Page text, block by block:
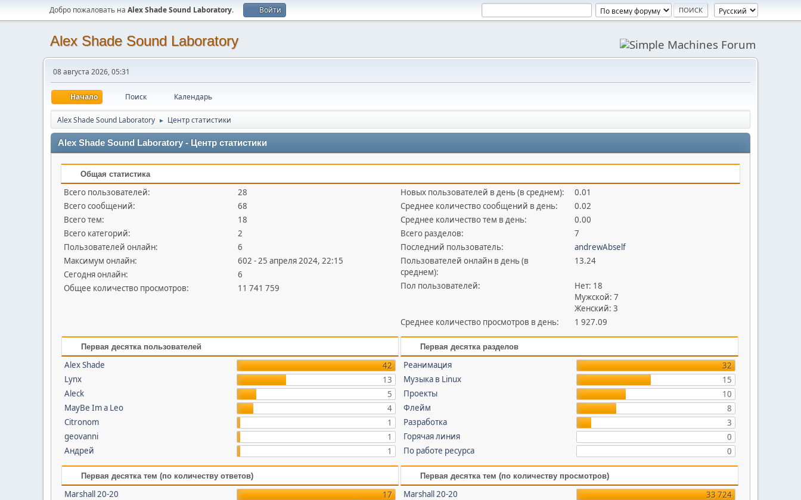
Добро пожаловать на Alex Shade Sound Laboratory. Войти
Alex Shade Sound Laboratory
08 августа 2026, 05:31
Начало Поиск Календарь
Alex Shade Sound Laboratory ► Центр статистики
Alex Shade Sound Laboratory - Центр статистики
Общая статистика
Всего пользователей:
28
Всего сообщений:
68
Всего тем:
18
Всего категорий:
2
Пользователей онлайн:
6
Максимум онлайн:
602 - 25 апреля 2024, 22:15
Сегодня онлайн:
6
Общее количество просмотров:
11 741 759
Новых пользователей в день (в среднем):
0.01
Среднее количество сообщений в день:
0.02
Среднее количество тем в день:
0.00
Всего разделов:
7
Последний пользователь:
andrewAbself
Пользователей онлайн в день (в
среднем):
13.24
Пол пользователей:
Нет: 18
Мужской: 7
Женский: 3
Среднее количество просмотров в день:
1 927.09
Первая десятка пользователей
Alex Shade
42
Lynx
13
Aleck
5
MayBe Im a Leo
4
Citronom
1
geovanni
1
Андрей
1
Первая десятка разделов
Реанимация
32
Музыка в Linux
15
Проекты
10
Флейм
8
Разработка
3
Горячая линия
0
По работе ресурса
0
Первая десятка тем (по количеству ответов)
Marshall 20-20
17
Первая десятка тем (по количеству просмотров)
Marshall 20-20
33 724